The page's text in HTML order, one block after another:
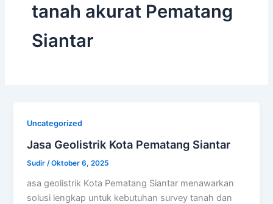
tanah akurat Pematang
Siantar
Uncategorized
Jasa Geolistrik Kota Pematang Siantar
Sudir /Oktober 6, 2025
asa geolistrik Kota Pematang Siantar menawarkan
solusi lengkap untuk kebutuhan survey tanah dan